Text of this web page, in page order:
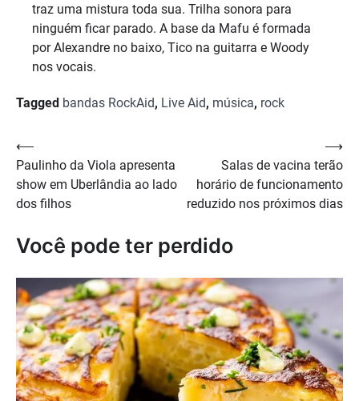
traz uma mistura toda sua. Trilha sonora para
ninguém ficar parado. A base da Mafu é formada
por Alexandre no baixo, Tico na guitarra e Woody
nos vocais.
Tagged bandas RockAid, Live Aid, música, rock
Navegação
de
Post
⟵
Paulinho da Viola apresenta
show em Uberlândia ao lado
dos filhos
Salas de vacina terão
horário de funcionamento
reduzido nos próximos dias
⟶
Você pode ter perdido